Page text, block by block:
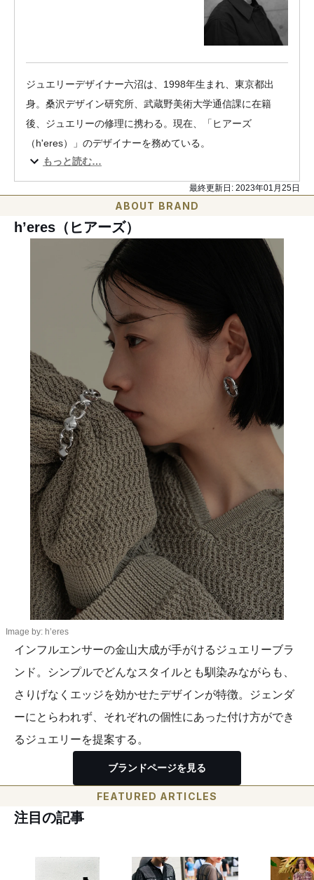
ジュエリーデザイナー六沼は、1998年生まれ、東京都出
身。桑沢デザイン研究所、武蔵野美術大学通信課に在籍
後、ジュエリーの修理に携わる。現在、「ヒアーズ
（h'eres）」のデザイナーを務めている。
もっと読む…
最終更新日: 2023年01月25日
ABOUT BRAND
h’eres（ヒアーズ）
Image by: h’eres
インフルエンサーの金山大成が手がけるジュエリーブラ
ンド。シンプルでどんなスタイルとも馴染みながらも、
さりげなくエッジを効かせたデザインが特徴。ジェンダ
ーにとらわれず、それぞれの個性にあった付け方ができ
るジュエリーを提案する。
ブランドページを見る
FEATURED ARTICLES
注目の記事